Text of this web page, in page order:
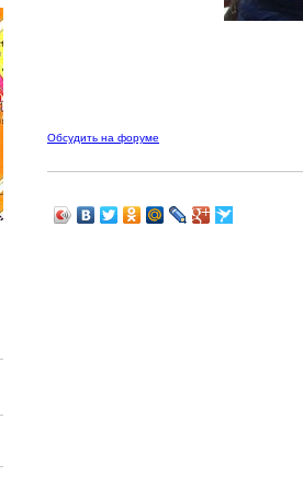
Обсудить на форуме